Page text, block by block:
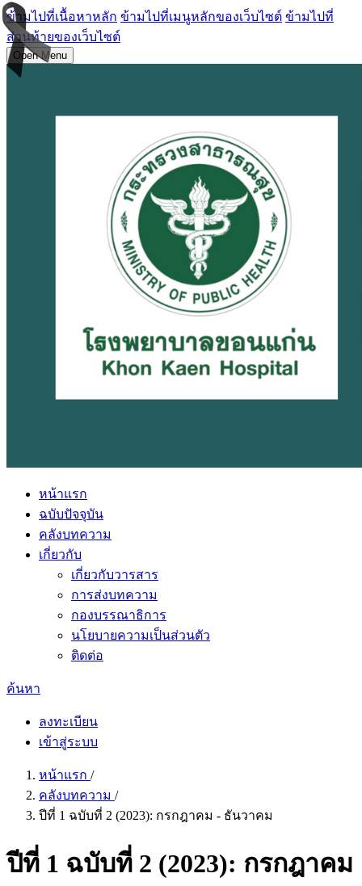
ข้ามไปที่เนื้อหาหลัก ข้ามไปที่เมนูหลักของเว็บไซต์ ข้ามไปที่
ส่วนท้ายของเว็บไซต์
Open Menu
หน้าแรก
ฉบับปัจจุบัน
คลังบทความ
เกี่ยวกับ
เกี่ยวกับวารสาร
การส่งบทความ
กองบรรณาธิการ
นโยบายความเป็นส่วนตัว
ติดต่อ
ค้นหา
ลงทะเบียน
เข้าสู่ระบบ
หน้าแรก /
คลังบทความ /
ปีที่ 1 ฉบับที่ 2 (2023): กรกฎาคม - ธันวาคม
ปีที่ 1 ฉบับที่ 2 (2023): กรกฎาคม